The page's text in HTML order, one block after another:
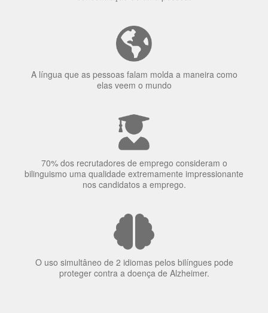
concentração de uma pessoa.
elas veem o mundo
70% dos recrutadores de emprego consideram o
nos candidatos a emprego.